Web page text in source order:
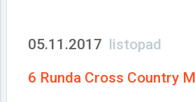
05.11.2017 listopad
6 Runda Cross Country